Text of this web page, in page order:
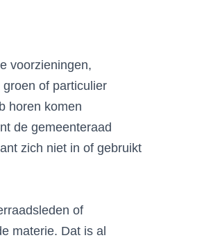
voorzieningen,
of particulier
horen komen
de gemeenteraad
zich niet in of gebruikt
of
materie. Dat is al